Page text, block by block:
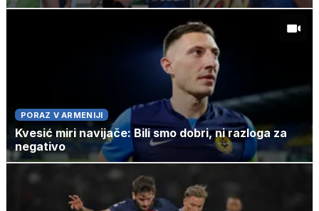
PORAZ V ARMENIJI
Kvesić miri navijače: Bili smo dobri, ni razloga za
negativo